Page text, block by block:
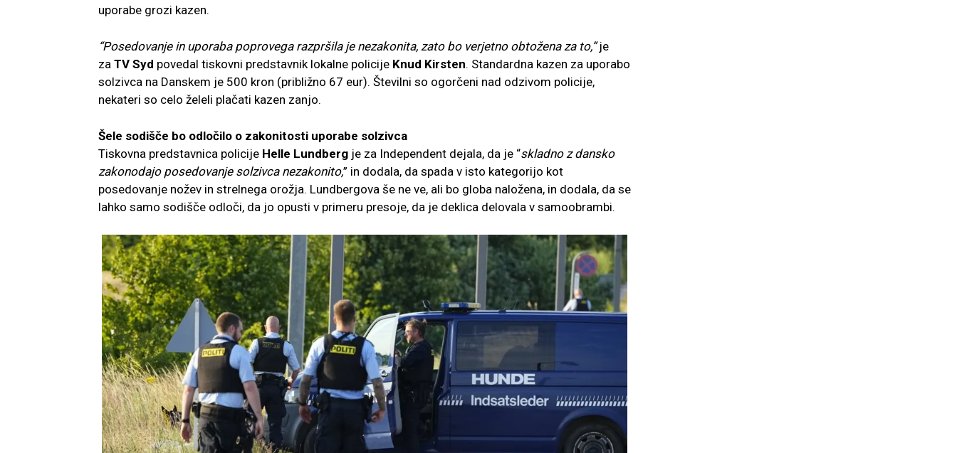
uporabe grozi kazen.
“Posedovanje in uporaba poprovega razpršila je nezakonita, zato bo verjetno obtožena za to,”je
za TV Syd povedal tiskovni predstavnik lokalne policije Knud Kirsten. Standardna kazen za uporabo
solzivca na Danskem je 500 kron (približno 67 eur). Številni so ogorčeni nad odzivom policije,
nekateri so celo želeli plačati kazen zanjo.
Šele sodišče bo odločilo o zakonitosti uporabe solzivca
Tiskovna predstavnica policije Helle Lundberg je za Independent dejala, da je “skladnoz dansko
zakonodajo posedovanje solzivca nezakonito,” in dodala, da spada v isto kategorijo kot
posedovanje nožev in strelnega orožja. Lundbergova še ne ve, ali bo globa naložena, in dodala, da se
lahko samo sodišče odloči, da jo opusti v primeru presoje, da je deklica delovala v samoobrambi.